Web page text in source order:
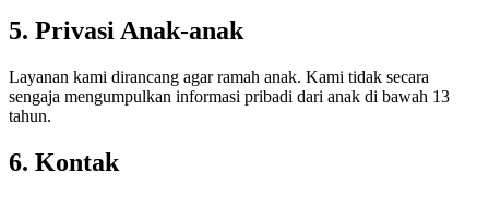
5. Privasi Anak-anak
Layanan kami dirancang agar ramah anak. Kami tidak secara
sengaja mengumpulkan informasi pribadi dari anak di bawah 13
tahun.
6. Kontak